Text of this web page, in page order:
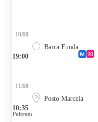
19:00
10/08
Barra Funda
10:35
11/08
Posto Marcela
Poltrona